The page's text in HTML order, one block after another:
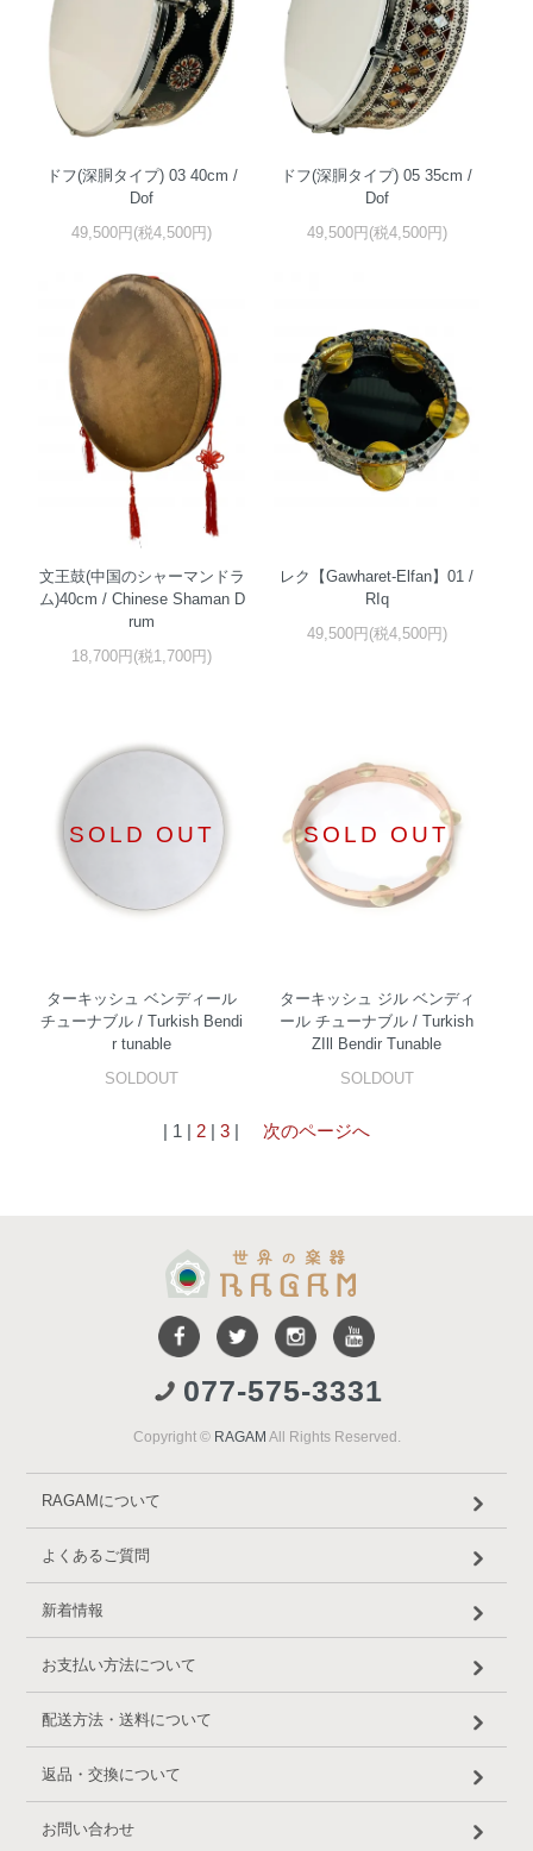
ドフ(深胴タイプ) 03 40cm /
Dof
49,500円(税4,500円)
ドフ(深胴タイプ) 05 35cm /
Dof
49,500円(税4,500円)
文王鼓(中国のシャーマンドラ
ム)40cm / Chinese Shaman D
rum
18,700円(税1,700円)
レク【Gawharet-Elfan】01 /
RIq
49,500円(税4,500円)
SOLD OUT
ターキッシュ ベンディール
チューナブル / Turkish Bendi
r tunable
SOLDOUT
SOLD OUT
ターキッシュ ジル ベンディ
ール チューナブル / Turkish
ZIll Bendir Tunable
SOLDOUT
| 1 | 2 | 3 | 次のページへ
077-575-3331
Copyright © RAGAM All Rights Reserved.
RAGAMについて
よくあるご質問
新着情報
お支払い方法について
配送方法・送料について
返品・交換について
お問い合わせ